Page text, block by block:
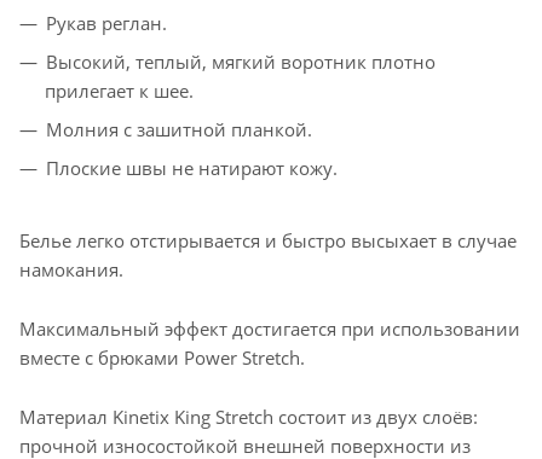
Рукав реглан.
Высокий, теплый, мягкий воротник плотно
прилегает к шее.
Молния с зашитной планкой.
Плоские швы не натирают кожу.
Белье легко отстирывается и быстро высыхает в случае
намокания.
Максимальный эффект достигается при использовании
вместе с брюками Power Stretch.
Материал Kinetix King Stretch состоит из двух слоёв:
прочной износостойкой внешней поверхности из